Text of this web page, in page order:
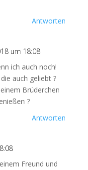
Antworten
um 18:08
ich auch noch!
auch geliebt ?
Brüderchen
?
Antworten
Freund und